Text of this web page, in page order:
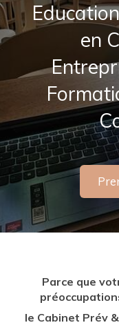
en
Parce que
le Cabinet Prév